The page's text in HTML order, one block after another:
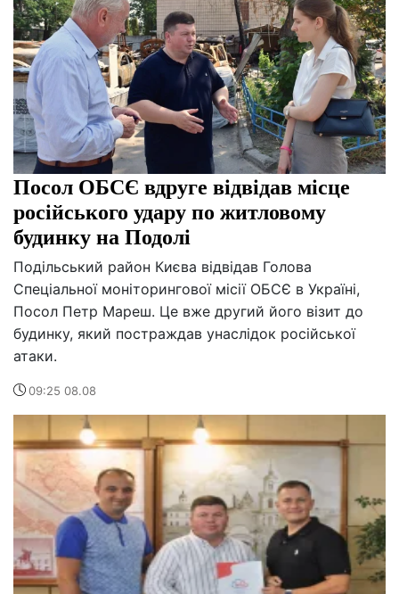
Посол ОБСЄ вдруге відвідав місце
російського удару по житловому
будинку на Подолі
Подільський район Києва відвідав Голова
Спеціальної моніторингової місії ОБСЄ в Україні,
Посол Петр Мареш. Це вже другий його візит до
будинку, який постраждав унаслідок російської
атаки.
09:25 08.08